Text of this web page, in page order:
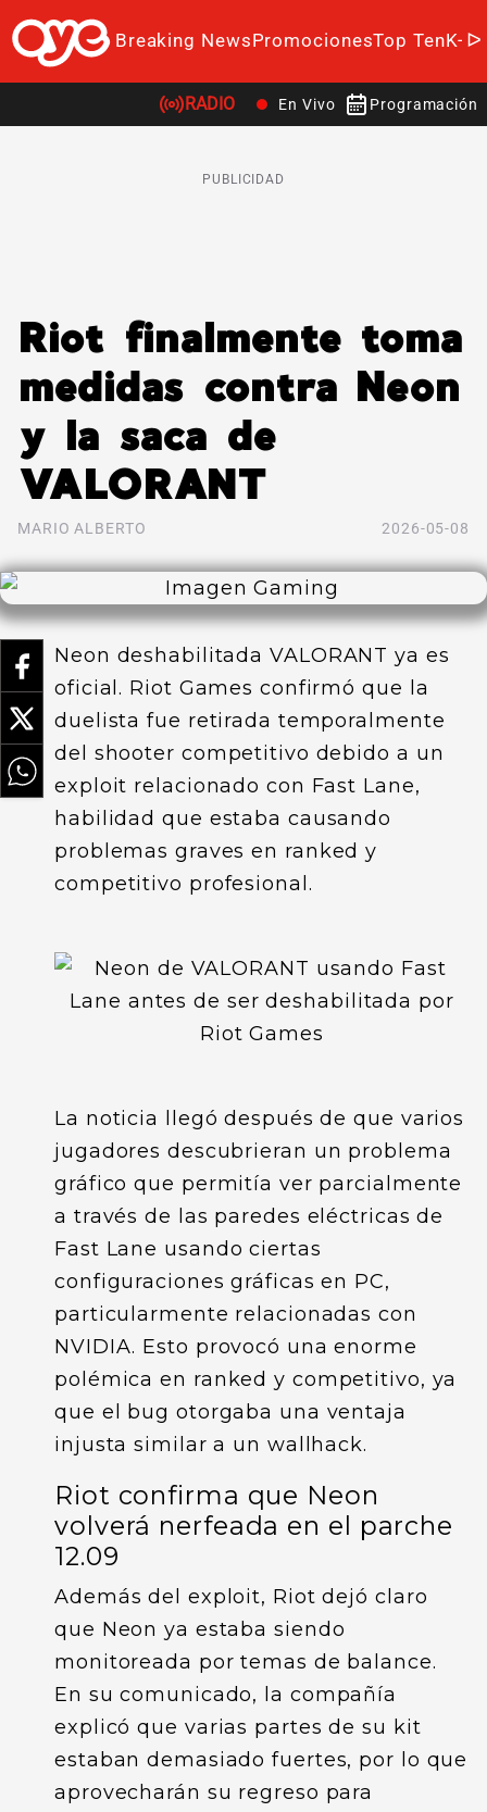
Breaking NewsPromocionesTop TenK-
RADIO En Vivo Programación
PUBLICIDAD
Riot finalmente toma
medidas contra Neon
y la saca de
VALORANT
MARIO ALBERTO 2026-05-08
Neon deshabilitada VALORANT ya es
oficial. Riot Games confirmó que la
duelista fue retirada temporalmente
del shooter competitivo debido a un
exploit relacionado con Fast Lane,
habilidad que estaba causando
problemas graves en ranked y
competitivo profesional.
La noticia llegó después de que varios
jugadores descubrieran un problema
gráfico que permitía ver parcialmente
a través de las paredes eléctricas de
Fast Lane usando ciertas
configuraciones gráficas en PC,
particularmente relacionadas con
NVIDIA. Esto provocó una enorme
polémica en ranked y competitivo, ya
que el bug otorgaba una ventaja
injusta similar a un wallhack.
Riot confirma que Neon
volverá nerfeada en el parche
12.09
Además del exploit, Riot dejó claro
que Neon ya estaba siendo
monitoreada por temas de balance.
En su comunicado, la compañía
explicó que varias partes de su kit
estaban demasiado fuertes, por lo que
aprovecharán su regreso para